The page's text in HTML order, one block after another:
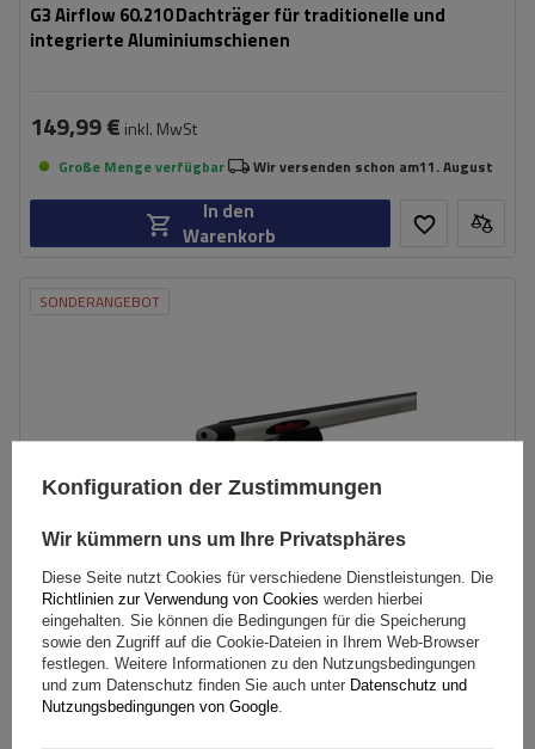
G3 Airflow 60.210 Dachträger für traditionelle und
integrierte Aluminiumschienen
149,99 € inkl. MwSt
Große Menge verfügbar Wir versenden schon am11. August
In den
Warenkorb
SONDERANGEBOT
Mont Blanc AMC 5022-A49 Aluminium-Dachgepäckträger
Konfiguration der Zustimmungen
Wir kümmern uns um Ihre Privatsphäres
Diese Seite nutzt Cookies für verschiedene Dienstleistungen. Die
Richtlinien zur Verwendung von Cookies werden hierbei
eingehalten. Sie können die Bedingungen für die Speicherung
sowie den Zugriff auf die Cookie-Dateien in Ihrem Web-Browser
festlegen. Weitere Informationen zu den Nutzungsbedingungen
und zum Datenschutz finden Sie auch unter Datenschutz und
Nutzungsbedingungen von Google